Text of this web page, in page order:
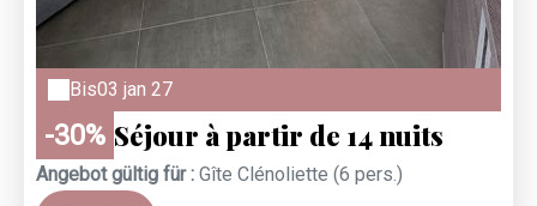
Bis03 jan 27
-30% Séjour à partir de 14 nuits
Angebot gültig für : Gîte Clénoliette (6 pers.)